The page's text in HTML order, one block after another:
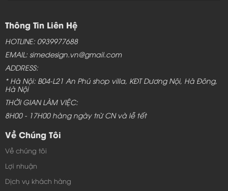
Thông Tin Liên Hệ
HOTLINE: 0939977688
EMAIL: simedesign.vn@gmail.com
ADDRESS:
* Hà Nội: B04-L21 An Phú shop villa, KĐT Dương Nội, Hà Đông,
Hà Nội
THỜI GIAN LÀM VIỆC:
8H00 - 17H00 hàng ngày trừ CN và lễ tết
Về Chúng Tôi
Về chúng tôi
Lợi nhuận
Dịch vụ khách hàng